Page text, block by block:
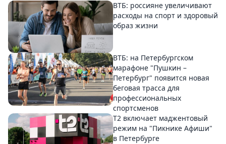
ВТБ: россияне увеличивают
расходы на спорт и здоровый
образ жизни
ВТБ: на Петербургском
марафоне "Пушкин –
Петербург" появится новая
беговая трасса для
профессиональных
спортсменов
Т2 включает маджентовый
режим на "Пикнике Афиши"
в Петербурге